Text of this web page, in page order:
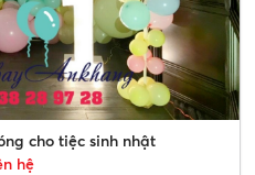
cho tiệc sinh nhật
hệ